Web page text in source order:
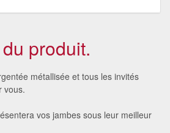
produit.
métallisée et tous les invités
vous.
vos jambes sous leur meilleur